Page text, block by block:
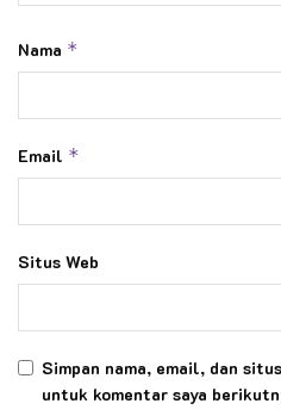
Nama *
Email *
Situs Web
Simpan nama, email, dan
untuk komentar saya